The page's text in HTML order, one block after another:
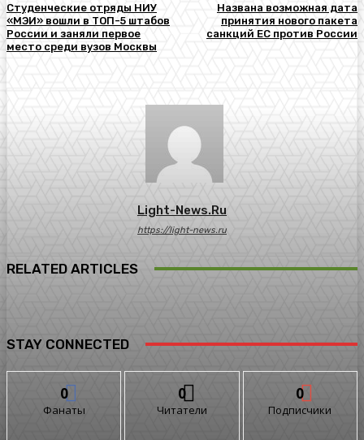
Студенческие о​тряды НИУ
«МЭИ» вошли в ТОП-5 штабов
России и заняли первое
место среди вузов Москвы
Названа возможная дата
принятия нового пакета
санкций ЕС против России
Light-News.ru
https://light-news.ru
RELATED ARTICLES
STAY CONNECTED
0
Фанаты
0
Читатели
0
Подписчики